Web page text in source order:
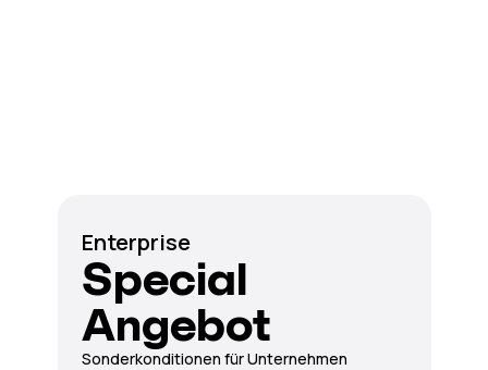
Enterprise
Special
Angebot
Sonderkonditionen für Unternehmen